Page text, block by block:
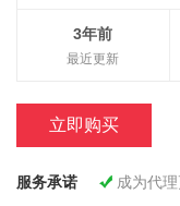
3年前
最近更新
立即购买
服务承诺  成为代